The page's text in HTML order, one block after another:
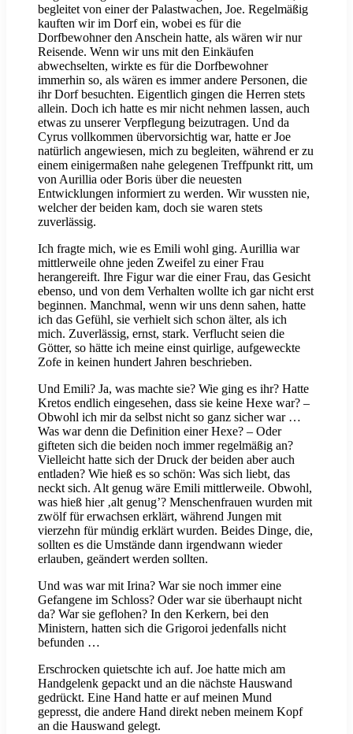
begleitet von einer der Palastwachen, Joe. Regelmäßig
kauften wir im Dorf ein, wobei es für die
Dorfbewohner den Anschein hatte, als wären wir nur
Reisende. Wenn wir uns mit den Einkäufen
abwechselten, wirkte es für die Dorfbewohner
immerhin so, als wären es immer andere Personen, die
ihr Dorf besuchten. Eigentlich gingen die Herren stets
allein. Doch ich hatte es mir nicht nehmen lassen, auch
etwas zu unserer Verpflegung beizutragen. Und da
Cyrus vollkommen übervorsichtig war, hatte er Joe
natürlich angewiesen, mich zu begleiten, während er zu
einem einigermaßen nahe gelegenen Treffpunkt ritt, um
von Aurillia oder Boris über die neuesten
Entwicklungen informiert zu werden. Wir wussten nie,
welcher der beiden kam, doch sie waren stets
zuverlässig.
Ich fragte mich, wie es Emili wohl ging. Aurillia war
mittlerweile ohne jeden Zweifel zu einer Frau
herangereift. Ihre Figur war die einer Frau, das Gesicht
ebenso, und von dem Verhalten wollte ich gar nicht erst
beginnen. Manchmal, wenn wir uns denn sahen, hatte
ich das Gefühl, sie verhielt sich schon älter, als ich
mich. Zuverlässig, ernst, stark. Verflucht seien die
Götter, so hätte ich meine einst quirlige, aufgeweckte
Zofe in keinen hundert Jahren beschrieben.
Und Emili? Ja, was machte sie? Wie ging es ihr? Hatte
Kretos endlich eingesehen, dass sie keine Hexe war? –
Obwohl ich mir da selbst nicht so ganz sicher war …
Was war denn die Definition einer Hexe? – Oder
gifteten sich die beiden noch immer regelmäßig an?
Vielleicht hatte sich der Druck der beiden aber auch
entladen? Wie hieß es so schön: Was sich liebt, das
neckt sich. Alt genug wäre Emili mittlerweile. Obwohl,
was hieß hier ‚alt genug’? Menschenfrauen wurden mit
zwölf für erwachsen erklärt, während Jungen mit
vierzehn für mündig erklärt wurden. Beides Dinge, die,
sollten es die Umstände dann irgendwann wieder
erlauben, geändert werden sollten.
Und was war mit Irina? War sie noch immer eine
Gefangene im Schloss? Oder war sie überhaupt nicht
da? War sie geflohen? In den Kerkern, bei den
Ministern, hatten sich die Grigoroi jedenfalls nicht
befunden …
Erschrocken quietschte ich auf. Joe hatte mich am
Handgelenk gepackt und an die nächste Hauswand
gedrückt. Eine Hand hatte er auf meinen Mund
gepresst, die andere Hand direkt neben meinem Kopf
an die Hauswand gelegt.